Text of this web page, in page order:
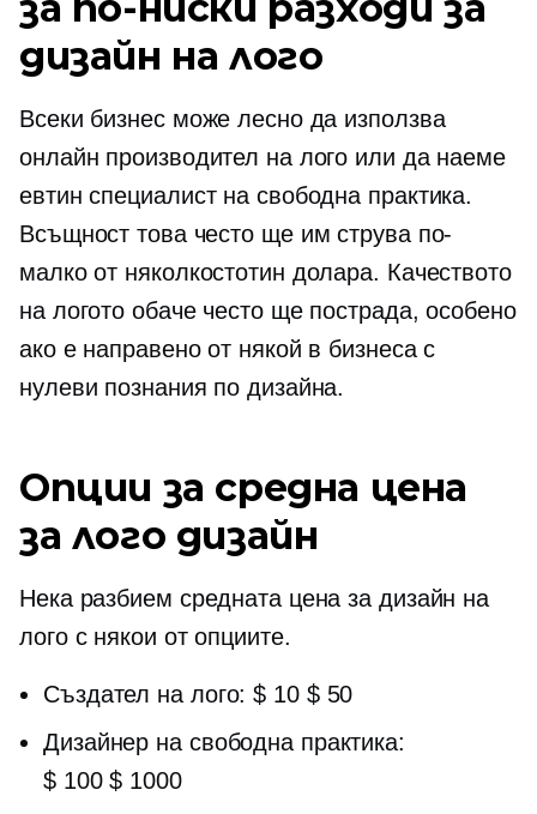
дизайн на лого
Всеки бизнес може лесно да използва
онлайн производител на лого или да наеме
евтин специалист на свободна практика.
Всъщност това често ще им струва по-
малко от няколкостотин долара. Качеството
на логото обаче често ще пострада, особено
ако е направено от някой в ​​бизнеса с
нулеви познания по дизайна.
Опции за средна цена
за лого дизайн
Нека разбием средната цена за дизайн на
лого с някои от опциите.
Създател на лого:$ 10 $ 50
Дизайнер на свободна практика:
$ 100 $ 1000